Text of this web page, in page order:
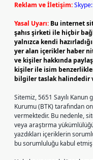
Reklam ve İletişim:
Yasal Uyarı: Bu internet
şahıs şirketi ile hiçbir
yalnızca kendi
yer alan içerikler haber
ve kişiler hakkında
kişiler ile isim
bilgiler taslak halindedir
Sitemiz, 5651 Sayılı
Kurumu (BTK) tarafından
vermektedir. Bu nedenle,
veya araştırma
yazdıkları içeriklerin
bu sorumluluğu kabul etmiş